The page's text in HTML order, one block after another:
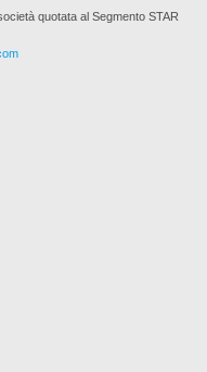
quotata al Segmento STAR